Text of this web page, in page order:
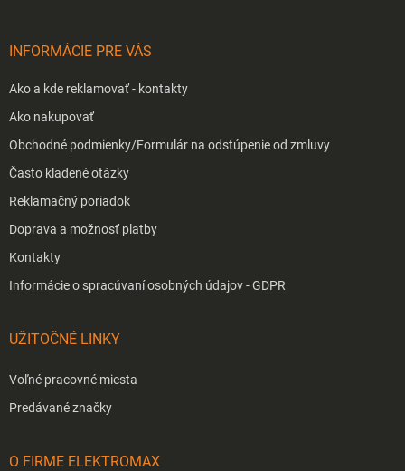
INFORMÁCIE PRE VÁS
Ako a kde reklamovať - kontakty
Ako nakupovať
Obchodné podmienky/Formulár na odstúpenie od zmluvy
Často kladené otázky
Reklamačný poriadok
Doprava a možnosť platby
Kontakty
Informácie o spracúvaní osobných údajov - GDPR
UŽITOČNÉ LINKY
Voľné pracovné miesta
Predávané značky
O FIRME ELEKTROMAX